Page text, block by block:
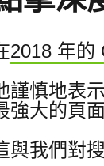
2018 年的
謹慎地表
強大的頁
與我們對